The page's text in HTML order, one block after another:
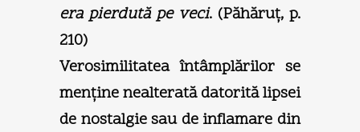
era pierdută pe veci. (Păhăruţ, p.
210)
Verosimilitatea întâmplărilor se
menţine nealterată datorită lipsei
de nostalgie sau de inflamare din